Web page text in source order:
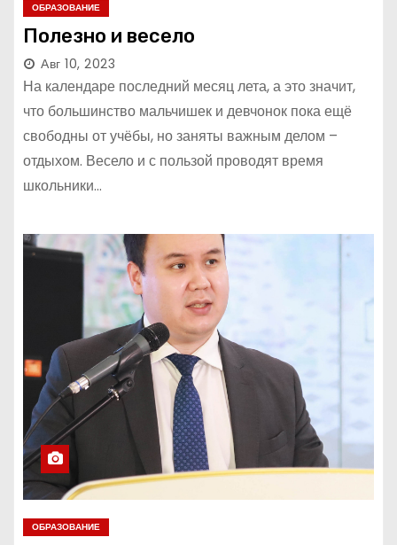
ОБРАЗОВАНИЕ
Полезно и весело
Авг 10, 2023
На календаре последний месяц лета, а это значит,
что большинство мальчишек и девчонок пока ещё
свободны от учёбы, но заняты важным делом –
отдыхом. Весело и с пользой проводят время
школьники…
ОБРАЗОВАНИЕ